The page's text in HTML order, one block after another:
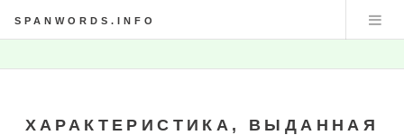
SPANWORDS.INFO
ХАРАКТЕРИСТИКА, ВЫДАННАЯ